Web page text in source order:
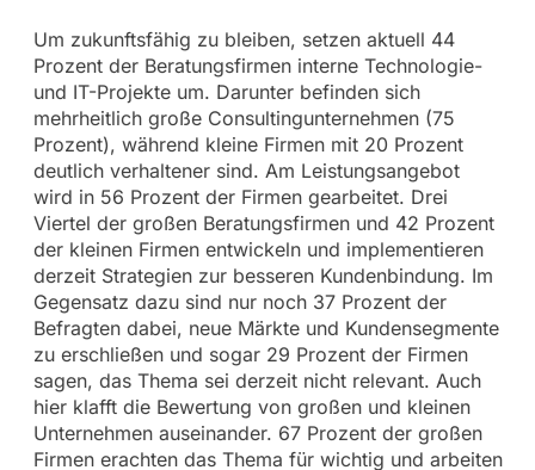
Um zukunftsfähig zu bleiben, setzen aktuell 44
Prozent der Beratungsfirmen interne Technologie-
und IT-Projekte um. Darunter befinden sich
mehrheitlich große Consultingunternehmen (75
Prozent), während kleine Firmen mit 20 Prozent
deutlich verhaltener sind. Am Leistungsangebot
wird in 56 Prozent der Firmen gearbeitet. Drei
Viertel der großen Beratungsfirmen und 42 Prozent
der kleinen Firmen entwickeln und implementieren
derzeit Strategien zur besseren Kundenbindung. Im
Gegensatz dazu sind nur noch 37 Prozent der
Befragten dabei, neue Märkte und Kundensegmente
zu erschließen und sogar 29 Prozent der Firmen
sagen, das Thema sei derzeit nicht relevant. Auch
hier klafft die Bewertung von großen und kleinen
Unternehmen auseinander. 67 Prozent der großen
Firmen erachten das Thema für wichtig und arbeiten